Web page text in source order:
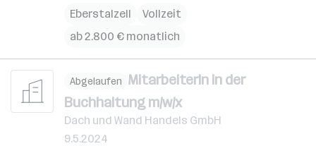
Eberstalzell
Vollzeit
ab 2.800 € monatlich
Abgelaufen MitarbeiterIn in der
Buchhaltung m/w/x
Dach und Wand Handels GmbH
9.5.2024